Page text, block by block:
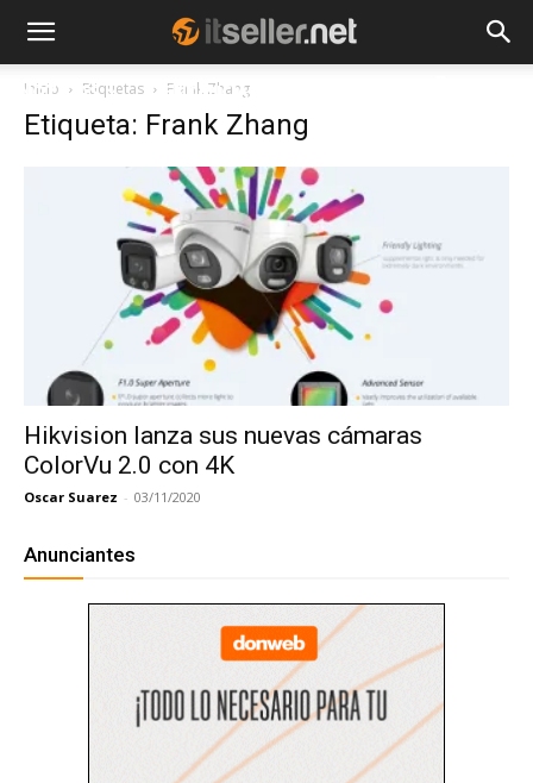
NOTICIAS TENDENCIAS
Inicio Etiquetas Frank Zhang
Etiqueta: Frank Zhang
Hikvision lanza sus nuevas cámaras
ColorVu 2.0 con 4K
Oscar Suarez - 03/11/2020
Anunciantes